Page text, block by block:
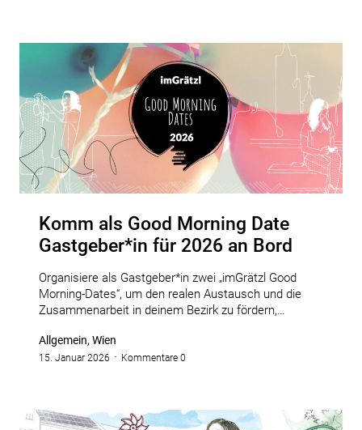
Komm als Good Morning Date
Gastgeber*in für 2026 an Bord
Organisiere als Gastgeber*in zwei „imGrätzl Good
Morning-Dates“, um den realen Austausch und die
Zusammenarbeit in deinem Bezirk zu fördern,…
Allgemein, Wien
15. Januar 2026 Kommentare 0